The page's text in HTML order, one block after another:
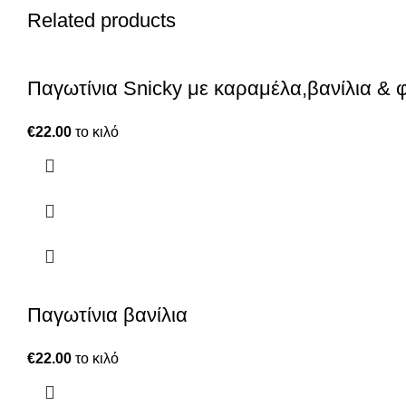
Related products
Παγωτίνια Snicky με καραμέλα,βανίλια &
€22.00 το κιλό
Παγωτίνια βανίλια
€22.00 το κιλό